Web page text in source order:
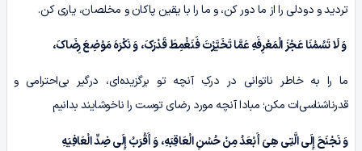
تردید و دودلی را از ما دور کن، و ما را با یقین پاکان و مخلصان، یاری کن.
وَ لَا تَسُمْنَا عَجْزَ الْمَعْرِفَهِ عَمَّا تَخَیَّرْتَ فَنَغْمِطَ قَدْرَکَ، وَ نَکْرَهَ مَوْضِعَ رِضَاکَ،
ما را به خاطر ناتوانی در درکِ آنچه تو برگزیده‌ای، درگیر بی‌احترامی و
قدرناشناسی‌ات مکن؛ مبادا آنچه مورد رضای توست را ناخوشایند بدانیم
وَ نَجْنَحَ إِلَى الَّتِی هِیَ أَبْعَدُ مِنْ حُسْنِ الْعَاقِبَهِ، وَ أَقْرَبُ إِلَى ضِدِّ الْعَافِیَهِ